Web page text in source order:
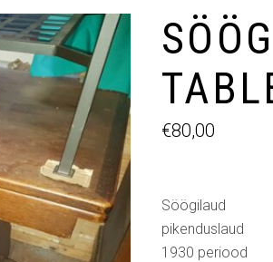
€80,00
Söögilaud
pikenduslaud
1930 periood